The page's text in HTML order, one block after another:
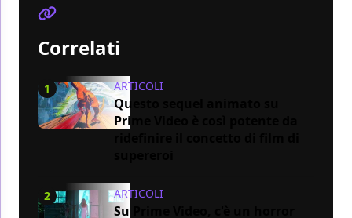
Correlati
1 ARTICOLI
Questo sequel animato su
Prime Video è così potente da
2 ARTICOLI
Su Prime Video, c'è un horror